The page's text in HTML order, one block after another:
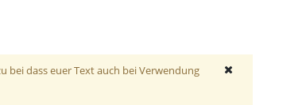
bei dass euer Text auch bei Verwendung